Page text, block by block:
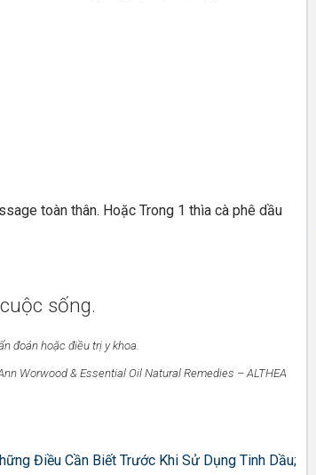
toàn thân. Hoặc Trong 1 thìa cà phê dầu
sống.
đoán hoặc điều trị y khoa.
Worwood & Essential Oil Natural Remedies – ALTHEA
Điều Cần Biết Trước Khi Sử Dụng Tinh Dầu;